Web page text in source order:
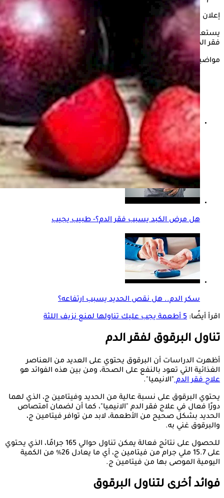
إعلان
يستعرض "الكونسلتو" في هذه السطور فوائد تناول البرقوق لعلاج
فقر الدم، وذلك وفقًا لما ذكره موقع the health site
مواضيع ذات صلة
فقر الدم والديدان المعوية- ما العلاقة بينهما؟
هل مرض الكبد يسبب فقر الدم؟- طبيب يجيب
سكر الدم.. هل نقص الحديد يسبب ارتفاعه؟
اقرأ أيضًا: 5 أطعمة يجب عليك تناولها لمنع نزيف اللثة
تناول البرقوق لفقر الدم
أظهرت الدراسات أن البرقوق يحتوي على العديد من العناصر
الغذائية التي تعود بالنفع على الصحة، ومن بين هذه الفوائد هو
علاج فقر الدم"الانيميا".
يحتوي البرقوق على نسبة عالية من الحديد وفيتامين ج، الذي لهما
دورًا فعال في علاج فقر الدم "الانيميا"، كما أن لضمان امتصاص
الحديد بشكل صحيح من الأطعمة، لابد من توافر فيتامين ج،
والبرقوق غني به.
للحصول على نتائج فعالة يمكن تناول حوالي 165 جرامًا، الذي يحتوي
على 15.7 ملي جرام من فيتامين ج، أي ما يعادل 26٪ من الكمية
اليومية الموصى بها من فيتامين ج.
فوائد أخرى لتناول البرقوق